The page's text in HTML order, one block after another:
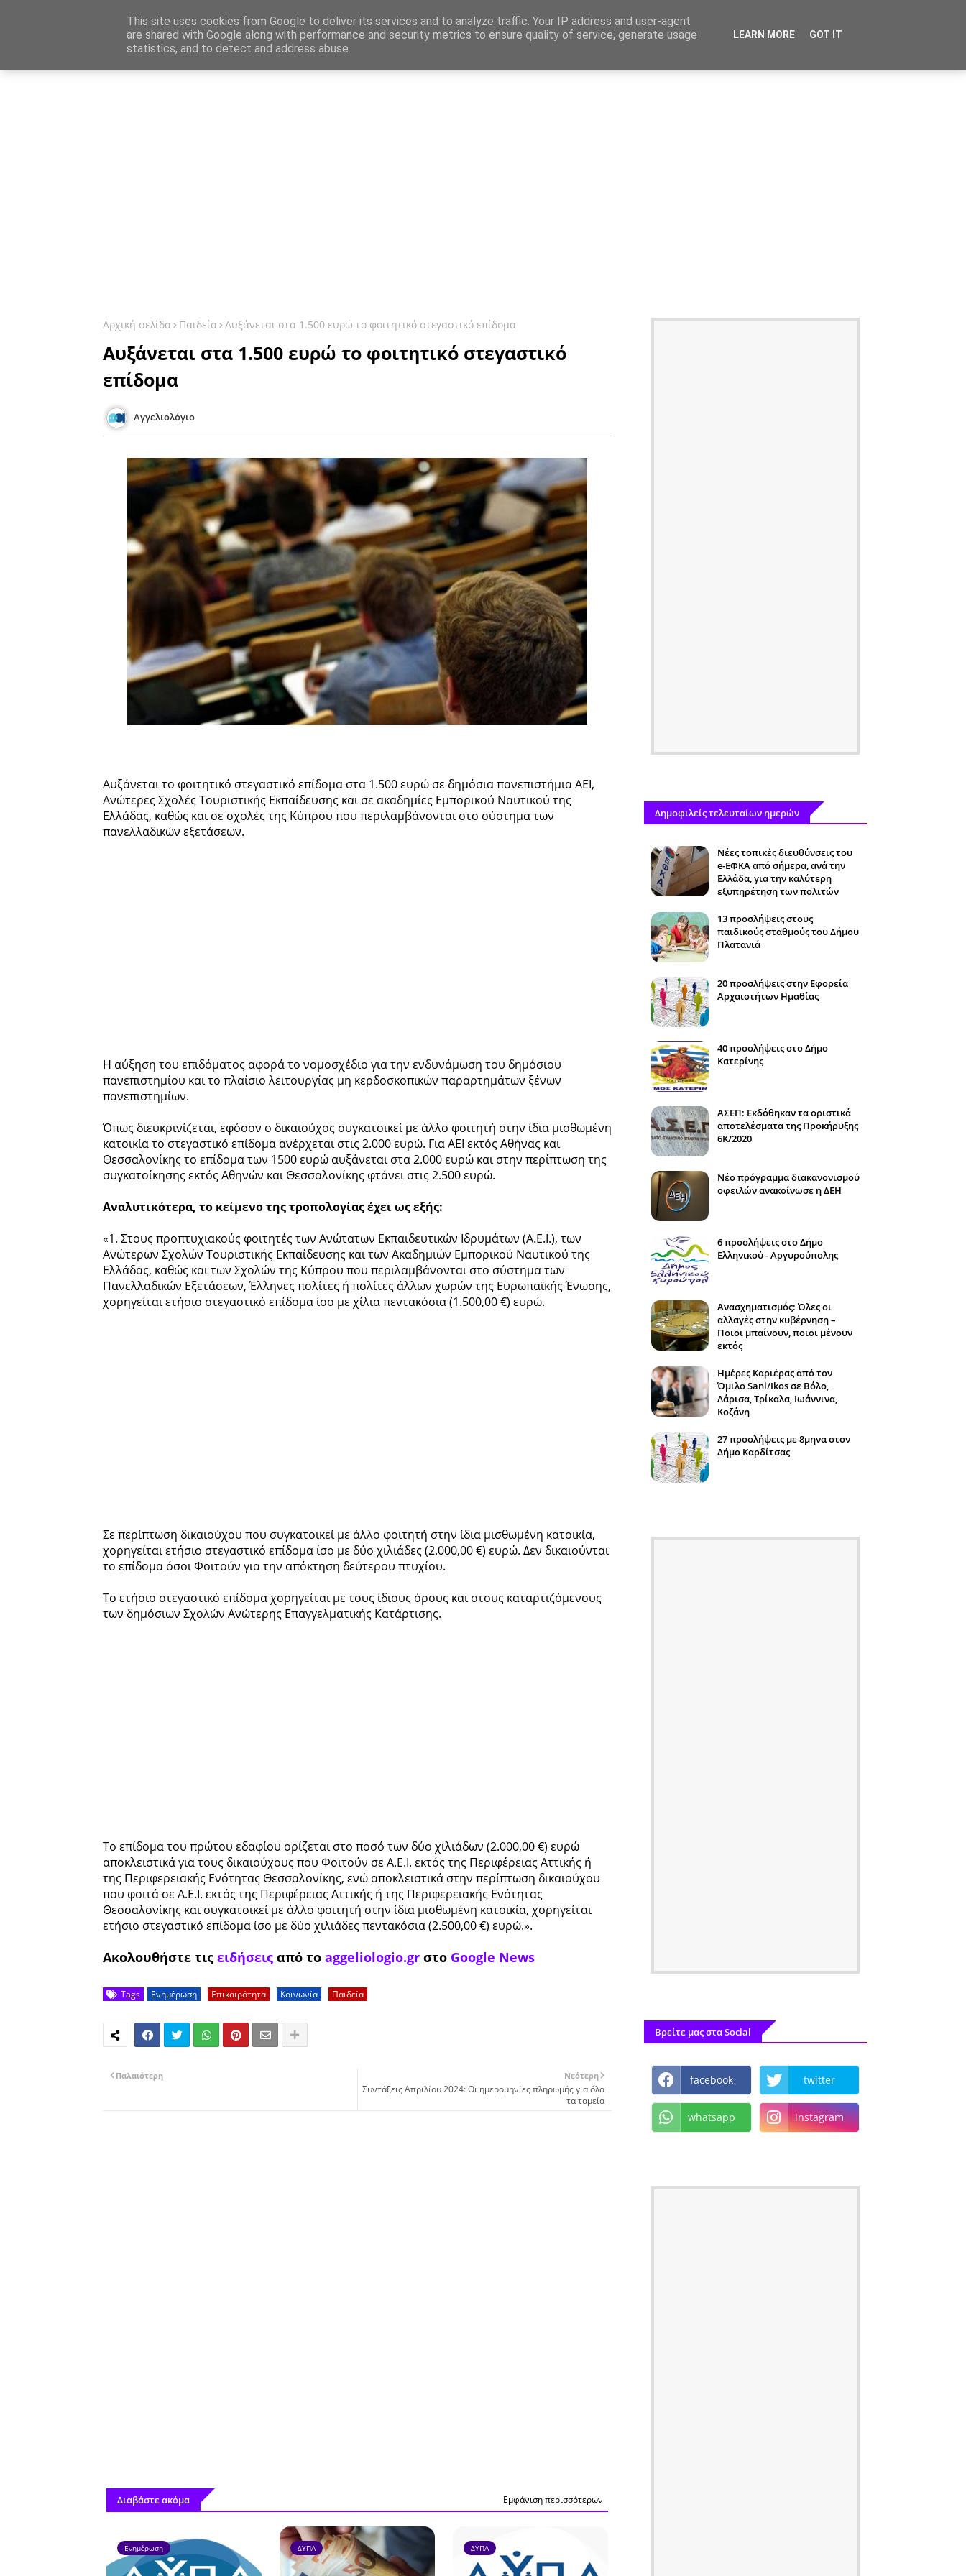
Καταχώρηση Αγγελίας Επικοινωνία Site Map
Ενημέρωση Αγγελίες Εργασίας
Αρχική σελίδα Παιδεία Αυξάνεται στα 1.500 ευρώ το φοιτητικό στεγαστικό επίδομα
Αυξάνεται στα 1.500 ευρώ το φοιτητικό στεγαστικό
επίδομα
Αγγελιολόγιο
Αυξάνεται το φοιτητικό στεγαστικό επίδομα στα 1.500 ευρώ σε δημόσια πανεπιστήμια ΑΕΙ,
Ανώτερες Σχολές Τουριστικής Εκπαίδευσης και σε ακαδημίες Εμπορικού Ναυτικού της
Ελλάδας, καθώς και σε σχολές της Κύπρου που περιλαμβάνονται στο σύστημα των
πανελλαδικών εξετάσεων.
Η αύξηση του επιδόματος αφορά το νομοσχέδιο για την ενδυνάμωση του δημόσιου
πανεπιστημίου και το πλαίσιο λειτουργίας μη κερδοσκοπικών παραρτημάτων ξένων
πανεπιστημίων.
Όπως διευκρινίζεται, εφόσον ο δικαιούχος συγκατοικεί με άλλο φοιτητή στην ίδια μισθωμένη
κατοικία το στεγαστικό επίδομα ανέρχεται στις 2.000 ευρώ. Για ΑΕΙ εκτός Αθήνας και
Θεσσαλονίκης το επίδομα των 1500 ευρώ αυξάνεται στα 2.000 ευρώ και στην περίπτωση της
συγκατοίκησης εκτός Αθηνών και Θεσσαλονίκης φτάνει στις 2.500 ευρώ.
Αναλυτικότερα, το κείμενο της τροπολογίας έχει ως εξής:
«1. Στους προπτυχιακούς φοιτητές των Ανώτατων Εκπαιδευτικών Ιδρυμάτων (Α.Ε.Ι.), των
Ανώτερων Σχολών Τουριστικής Εκπαίδευσης και των Ακαδημιών Εμπορικού Ναυτικού της
Ελλάδας, καθώς και των Σχολών της Κύπρου που περιλαμβάνονται στο σύστημα των
Πανελλαδικών Εξετάσεων, Έλληνες πολίτες ή πολίτες άλλων χωρών της Ευρωπαϊκής Ένωσης,
χορηγείται ετήσιο στεγαστικό επίδομα ίσο με χίλια πεντακόσια (1.500,00 €) ευρώ.
Σε περίπτωση δικαιούχου που συγκατοικεί με άλλο φοιτητή στην ίδια μισθωμένη κατοικία,
χορηγείται ετήσιο στεγαστικό επίδομα ίσο με δύο χιλιάδες (2.000,00 €) ευρώ. Δεν δικαιούνται
το επίδομα όσοι Φοιτούν για την απόκτηση δεύτερου πτυχίου.
Το ετήσιο στεγαστικό επίδομα χορηγείται με τους ίδιους όρους και στους καταρτιζόμενους
των δημόσιων Σχολών Ανώτερης Επαγγελματικής Κατάρτισης.
Το επίδομα του πρώτου εδαφίου ορίζεται στο ποσό των δύο χιλιάδων (2.000,00 €) ευρώ
αποκλειστικά για τους δικαιούχους που Φοιτούν σε Α.Ε.Ι. εκτός της Περιφέρειας Αττικής ή
της Περιφερειακής Ενότητας Θεσσαλονίκης, ενώ αποκλειστικά στην περίπτωση δικαιούχου
που φοιτά σε Α.Ε.Ι. εκτός της Περιφέρειας Αττικής ή της Περιφερειακής Ενότητας
Θεσσαλονίκης και συγκατοικεί με άλλο φοιτητή στην ίδια μισθωμένη κατοικία, χορηγείται
ετήσιο στεγαστικό επίδομα ίσο με δύο χιλιάδες πεντακόσια (2.500,00 €) ευρώ.».
Ακολουθήστε τις ειδήσεις από το aggeliologio.gr στο Google News
Tags Ενημέρωση Επικαιρότητα Κοινωνία Παιδεία
Νεότερη
Συντάξεις Απριλίου 2024: Οι ημερομηνίες πληρωμής για όλα
τα ταμεία
Παλαιότερη
Διαβάστε ακόμα Εμφάνιση περισσότερων
Ενημέρωση ΔΥΠΑ ΔΥΠΑ
Δημοφιλείς τελευταίων ημερών
Νέες τοπικές διευθύνσεις του
e-ΕΦΚΑ από σήμερα, ανά την
Ελλάδα, για την καλύτερη
εξυπηρέτηση των πολιτών
13 προσλήψεις στους
παιδικούς σταθμούς του Δήμου
Πλατανιά
20 προσλήψεις στην Εφορεία
Αρχαιοτήτων Ημαθίας
40 προσλήψεις στο Δήμο
Κατερίνης
ΑΣΕΠ: Εκδόθηκαν τα οριστικά
αποτελέσματα της Προκήρυξης
6Κ/2020
Νέο πρόγραμμα διακανονισμού
οφειλών ανακοίνωσε η ΔΕΗ
6 προσλήψεις στο Δήμο
Ελληνικού - Αργυρούπολης
Ανασχηματισμός: Όλες οι
αλλαγές στην κυβέρνηση –
Ποιοι μπαίνουν, ποιοι μένουν
εκτός
Ημέρες Καριέρας από τον
Όμιλο Sani/Ikos σε Βόλο,
Λάρισα, Τρίκαλα, Ιωάννινα,
Κοζάνη
27 προσλήψεις με 8μηνα στον
Δήμο Καρδίτσας
Βρείτε μας στα Social
facebook twitter
whatsapp instagram
This site uses cookies from Google to deliver its services and to analyze traffic. Your IP address and user-agent
are shared with Google along with performance and security metrics to ensure quality of service, generate usage
statistics, and to detect and address abuse.
LEARN MORE GOT IT